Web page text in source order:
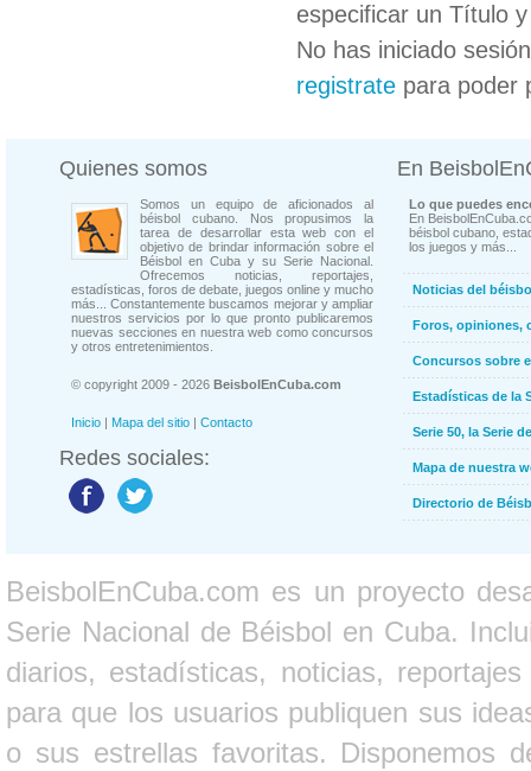
especificar un Título
No has iniciado
registrate para poder
Quienes somos
Somos un equipo de aficionados al
béisbol cubano. Nos propusimos la
tarea de desarrollar esta web con el
objetivo de brindar información sobre el
Béisbol en Cuba y su Serie Nacional.
Ofrecemos noticias, reportajes,
estadísticas, foros de debate, juegos online y mucho
más... Constantemente buscamos mejorar y ampliar
nuestros servicios por lo que pronto publicaremos
nuevas secciones en nuestra web como concursos
y otros entretenimientos.
© copyright 2009 - 2026 BeisbolEnCuba.com
Inicio | Mapa del sitio | Contacto
Redes sociales:
En
Lo que puedes
En
béisbol cubano,
los juegos y más...
Noticias del
Foros, opiniones,
Concursos sobre
Estadísticas de la
Serie 50, la Serie
Mapa de nuestra
Directorio de
BeisbolEnCuba.com es un proyecto
Serie Nacional de Béisbol en Cuba.
diarios, estadísticas, noticias,
para que los usuarios publiquen sus
o sus estrellas favoritas. Disponemos